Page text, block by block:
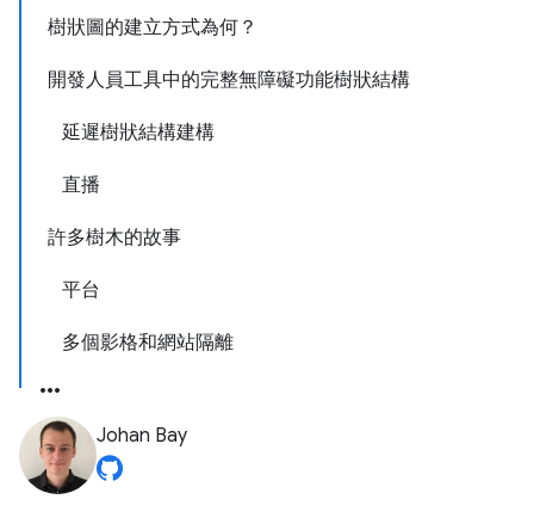
樹狀圖的建立方式為何？
開發人員工具中的完整無障礙功能樹狀結構
延遲樹狀結構建構
直播
許多樹木的故事
平台
多個影格和網站隔離
Johan Bay